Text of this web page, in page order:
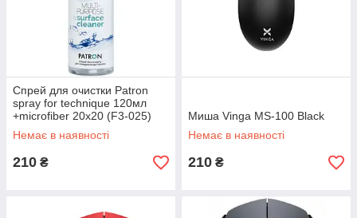
Спрей для очистки Patron
spray for technique 120мл
+microfiber 20х20 (F3-025)
Немає в наявності
210 ₴
Миша Vinga MS-100 Black
Немає в наявності
210 ₴